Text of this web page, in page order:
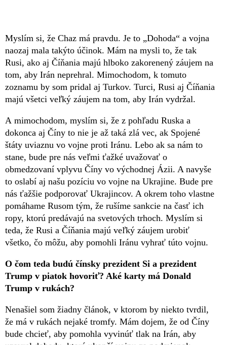
Myslím si, že Chaz má pravdu. Je to „Dohoda“ a vojna
naozaj mala takýto účinok. Mám na mysli to, že tak
Rusi, ako aj Číňania majú hlboko zakorenený záujem na
tom, aby Irán neprehral. Mimochodom, k tomuto
zoznamu by som pridal aj Turkov. Turci, Rusi aj Číňania
majú všetci veľký záujem na tom, aby Irán vydržal.
A mimochodom, myslím si, že z pohľadu Ruska a
dokonca aj Číny to nie je až taká zlá vec, ak Spojené
štáty uviaznu vo vojne proti Iránu. Lebo ak sa nám to
stane, bude pre nás veľmi ťažké uvažovať o
obmedzovaní vplyvu Číny vo východnej Ázii. A navyše
to oslabí aj našu pozíciu vo vojne na Ukrajine. Bude pre
nás ťažšie podporovať Ukrajincov. A okrem toho vlastne
pomáhame Rusom tým, že rušíme sankcie na časť ich
ropy, ktorú predávajú na svetových trhoch. Myslím si
teda, že Rusi a Číňania majú veľký záujem urobiť
všetko, čo môžu, aby pomohli Iránu vyhrať túto vojnu.
O čom teda budú čínsky prezident Si a prezident
Trump v piatok hovoriť? Aké karty má Donald
Trump v rukách?
Nenašiel som žiadny článok, v ktorom by niekto tvrdil,
že má v rukách nejaké tromfy. Mám dojem, že od Číny
bude chcieť, aby pomohla vyvinúť tlak na Irán, aby